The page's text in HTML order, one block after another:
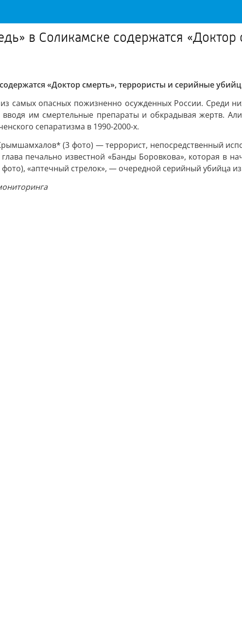
в Соликамске содержатся «Доктор
«Доктор смерть», террористы и серийные
самых опасных пожизненно осужденных России. Среди
вводя им смертельные препараты и обкрадывая жертв.
сепаратизма в 1990-2000-х.
(3 фото) — террорист, непосредственный
печально известной «Банды Боровкова», которая в
«аптечный стрелок», — очередной серийный убийца из